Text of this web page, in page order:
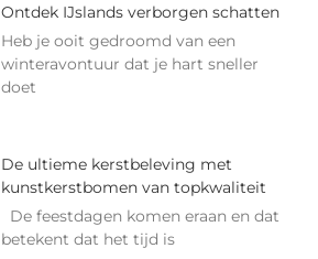
Ontdek IJslands verborgen schatten
Heb je ooit gedroomd van een
winteravontuur dat je hart sneller
doet
De ultieme kerstbeleving met
kunstkerstbomen van topkwaliteit
De feestdagen komen eraan en dat
betekent dat het tijd is